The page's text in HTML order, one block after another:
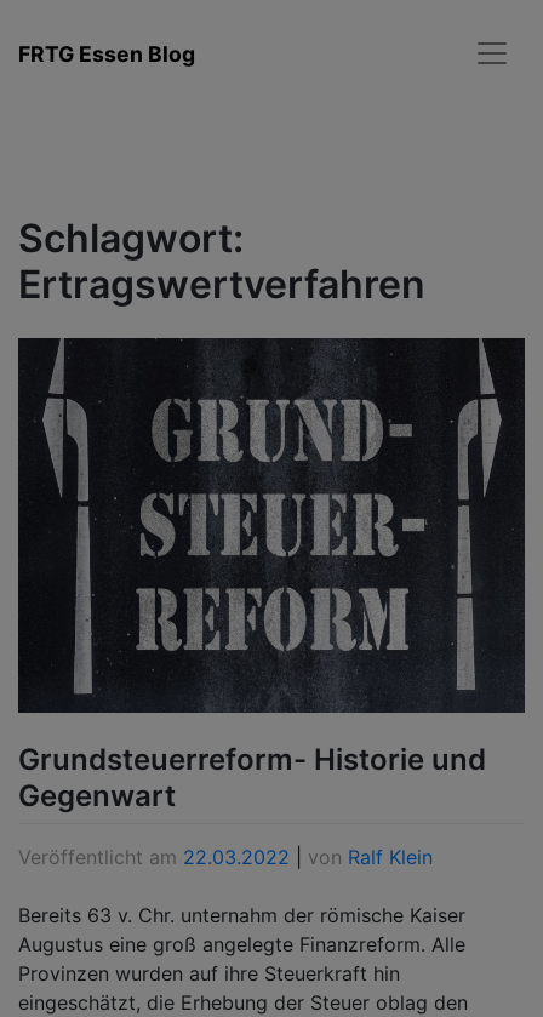
Inhalt
FRTG Essen Blog
Schlagwort:
Ertragswertverfahren
Grundsteuerreform- Historie und
Gegenwart
Veröffentlicht am 22.03.2022 von Ralf Klein
Bereits 63 v. Chr. unternahm der römische Kaiser
Augustus eine groß angelegte Finanzreform. Alle
Provinzen wurden auf ihre Steuerkraft hin
eingeschätzt, die Erhebung der Steuer oblag den